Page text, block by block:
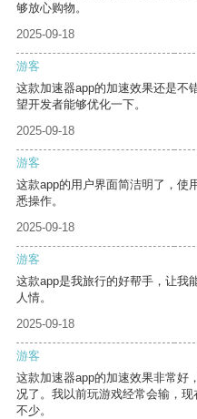
够放心购物。
2025-09-18
游客
这款加速器app的加速效果还是不
望开发者能够优化一下。
2025-09-18
游客
这款app的用户界面简洁明了，使
悉操作。
2025-09-18
游客
这款app是我旅行的好帮手，让我
人情。
2025-09-18
游客
这款加速器app的加速效果非常好
况了。我以前玩游戏经常会输，
不少。